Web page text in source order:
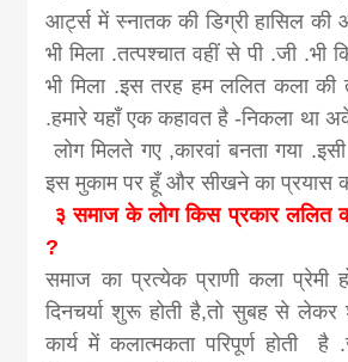
आर्ट्स में स्नातक की डिग्री हासिल
भी मिला .तत्पश्चात वहीं से पी .जी .भी
भी मिला .इस तरह हम ललित कला
.हमारे यहाँ एक कहावत है -निकला था
लोग मिलते गए ,कारवां बनता गया
इस मुकाम पर हूँ और सीखने का प्रयास
३ समाज के लोग किस प्रकार
?
समाज का प्रत्येक प्राणी कला प्रेमी
दिनचर्या शुरू होती है,तो सुबह से
कार्य में कलात्मकता परिपूर्ण होती